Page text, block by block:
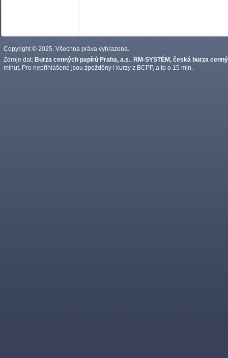
Copyright © 2025. Všechna práva vyhrazena.
Zdroje dat: Burza cenných papírů Praha, a.s. RM-SYSTÉM, česká burza
minut. Pro nepřihlášené jsou zpožděny i kurzy z BCPP, a to o 15 min.